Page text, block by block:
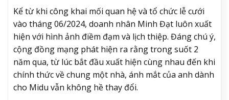
Kể từ khi công khai mối quan hệ và tổ chức lễ cưới
vào tháng 06/2024, doanh nhân Minh Đạt luôn xuất
hiện với hình ảnh điềm đạm và lịch thiệp. Đáng chú ý,
cộng đồng mạng phát hiện ra rằng trong suốt 2
năm qua, từ lúc bắt đầu xuất hiện cùng nhau đến khi
chính thức về chung một nhà, ánh mắt của anh dành
cho Midu vẫn không hề thay đổi.